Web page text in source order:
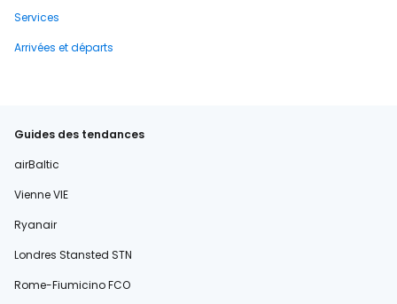
Services
Arrivées et départs
Guides des tendances
airBaltic
Vienne VIE
Ryanair
Londres Stansted STN
Rome-Fiumicino FCO